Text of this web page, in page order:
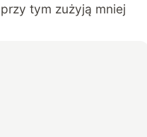
tym zużyją mniej